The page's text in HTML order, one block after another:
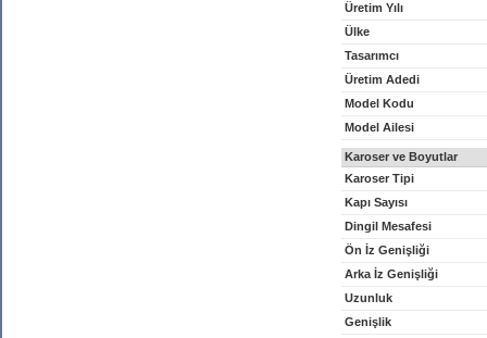
Üretim Yılı
Ülke
Tasarımcı
Üretim Adedi
Model Kodu
Model Ailesi
Karoser ve Boyutlar
Karoser Tipi
Kapı Sayısı
Dingil Mesafesi
Ön İz Genişliği
Arka İz Genişliği
Uzunluk
Genişlik